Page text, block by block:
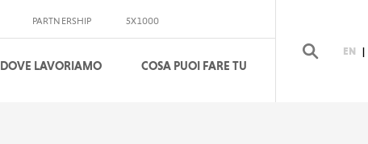
PARTNERSHIP 5X1000
DOVE LAVORIAMO COSA PUOI FARE TU
EN |